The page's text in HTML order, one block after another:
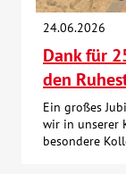
24.06.2026
Dank für
den
Ein großes
wir in unserer
besondere